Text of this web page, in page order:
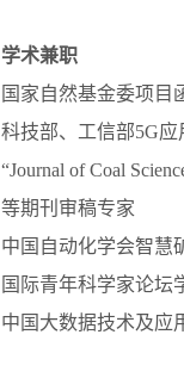
学术兼职
国家自然基金委项目
科技部、工信部5G应
“Journal of Coal
等期刊审稿专家
中国自动化学会智慧
国际青年科学家论坛
中国大数据技术及应